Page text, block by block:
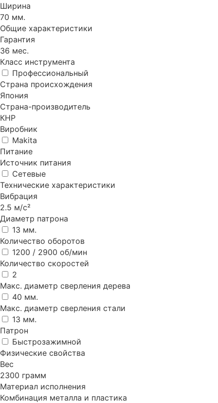
Ширина
70 мм.
Общие характеристики
Гарантия
36 мес.
Класс инструмента
Профессиональный
Страна происхождения
Япония
Страна-производитель
КНР
Виробник
Makita
Питание
Источник питания
Сетевые
Технические характеристики
Вибрация
2.5 м/с²
Диаметр патрона
13 мм.
Количество оборотов
1200 / 2900 об/мин
Количество скоростей
2
Макс. диаметр сверления дерева
40 мм.
Макс. диаметр сверления стали
13 мм.
Патрон
Быстрозажимной
Физические свойства
Вес
2300 грамм
Материал исполнения
Комбинация металла и пластика